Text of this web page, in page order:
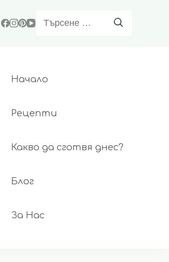
за:
Начало
Рецепти
Какво да сготвя днес?
Блог
За Нас